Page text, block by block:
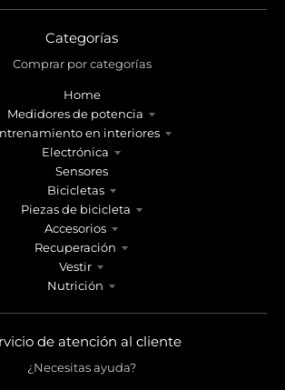
Categorías
Comprar por categorías
Home
Medidores de potencia
en interiores
Electrónica
Sensores
Bicicletas
Piezas de bicicleta
Accesorios
Recuperación
Vestir
Nutrición
de atención al cliente
¿Necesitas ayuda?